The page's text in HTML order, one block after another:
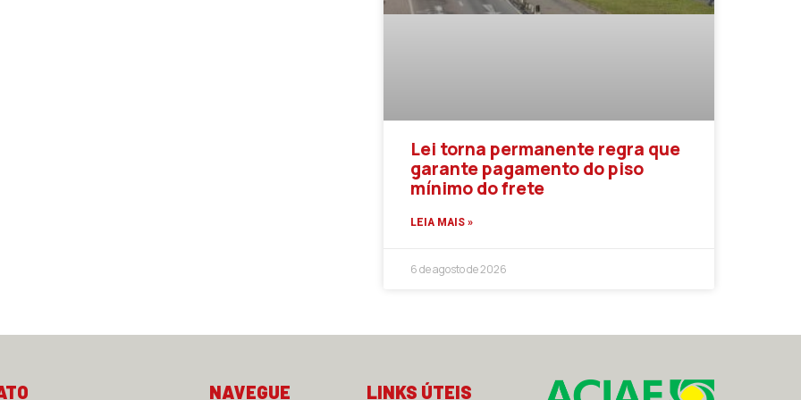
Lei torna permanente regra que
garante pagamento do piso
mínimo do frete
LEIA MAIS »
6 de agosto de 2026
NAVEGUE LINKS ÚTEIS